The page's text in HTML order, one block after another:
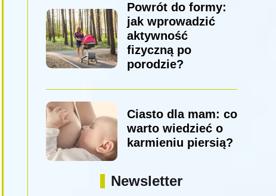
Powrót do formy:
jak wprowadzić
aktywność
fizyczną po
porodzie?
Ciasto dla mam: co
warto wiedzieć o
karmieniu piersią?
Newsletter